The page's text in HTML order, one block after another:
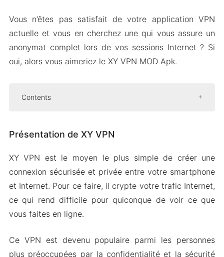
Vous n’êtes pas satisfait de votre application VPN
actuelle et vous en cherchez une qui vous assure un
anonymat complet lors de vos sessions Internet ? Si
oui, alors vous aimeriez le XY VPN MOD Apk.
Contents
Une sélection intelligente de Serveurs
Politique stricte de non-enregistrement
Mod APK Version de XY VPN
Caractéristiques du Mod
Télécharger XY VPN Apk & MOD pour Android
Présentation de XY VPN
XY VPN est le moyen le plus simple de créer une
connexion sécurisée et privée entre votre smartphone
et Internet. Pour ce faire, il crypte votre trafic Internet,
ce qui rend difficile pour quiconque de voir ce que
vous faites en ligne.
Ce VPN est devenu populaire parmi les personnes
plus préoccupées par la confidentialité et la sécurité